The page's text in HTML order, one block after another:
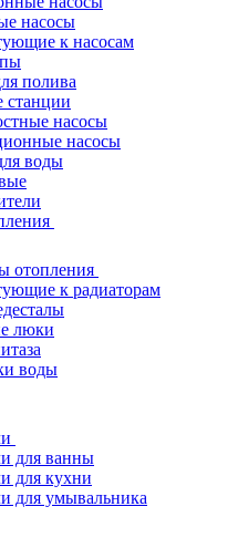
насосы
к насосам
полива
станции
насосы
насосы
воды
отопления
к радиаторам
люки
воды
для ванны
для кухни
для умывальника